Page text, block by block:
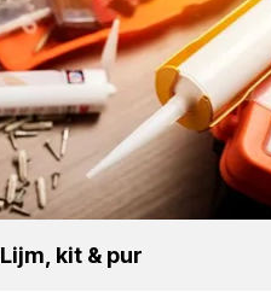
Lijm, kit &pur